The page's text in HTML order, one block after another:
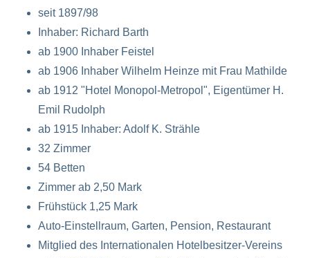
seit 1897/98
Inhaber: Richard Barth
ab 1900 Inhaber Feistel
ab 1906 Inhaber Wilhelm Heinze mit Frau Mathilde
ab 1912 "Hotel Monopol-Metropol", Eigentümer H.
Emil Rudolph
ab 1915 Inhaber: Adolf K. Strähle
32 Zimmer
54 Betten
Zimmer ab 2,50 Mark
Frühstück 1,25 Mark
Auto-Einstellraum, Garten, Pension, Restaurant
Mitglied des Internationalen Hotelbesitzer-Vereins